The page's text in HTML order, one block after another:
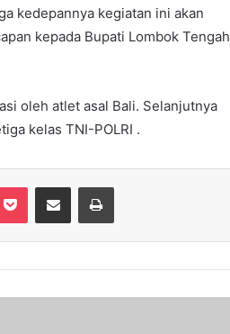
kedepannya kegiatan ini akan
kepada Bupati Lombok Tengah
oleh atlet asal Bali. Selanjutnya
kelas TNI-POLRI .
Pocket Share via Email Print